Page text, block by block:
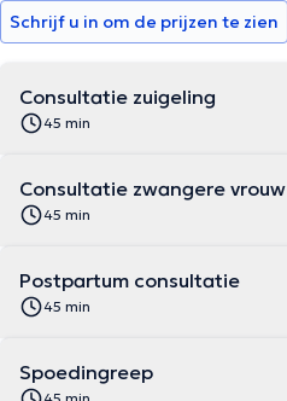
Schrijf u in om de prijzen te zien
Consultatie zuigeling
45 min
Consultatie zwangere vrouw
45 min
Postpartum consultatie
45 min
Spoedingreep